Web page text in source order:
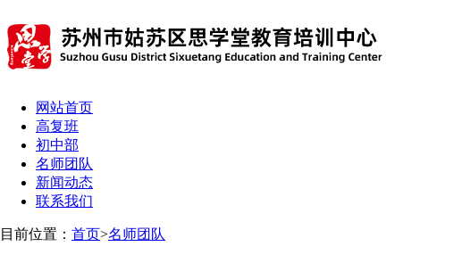
网站首页
高复班
初中部
名师团队
新闻动态
联系我们
目前位置： 首页>名师团队